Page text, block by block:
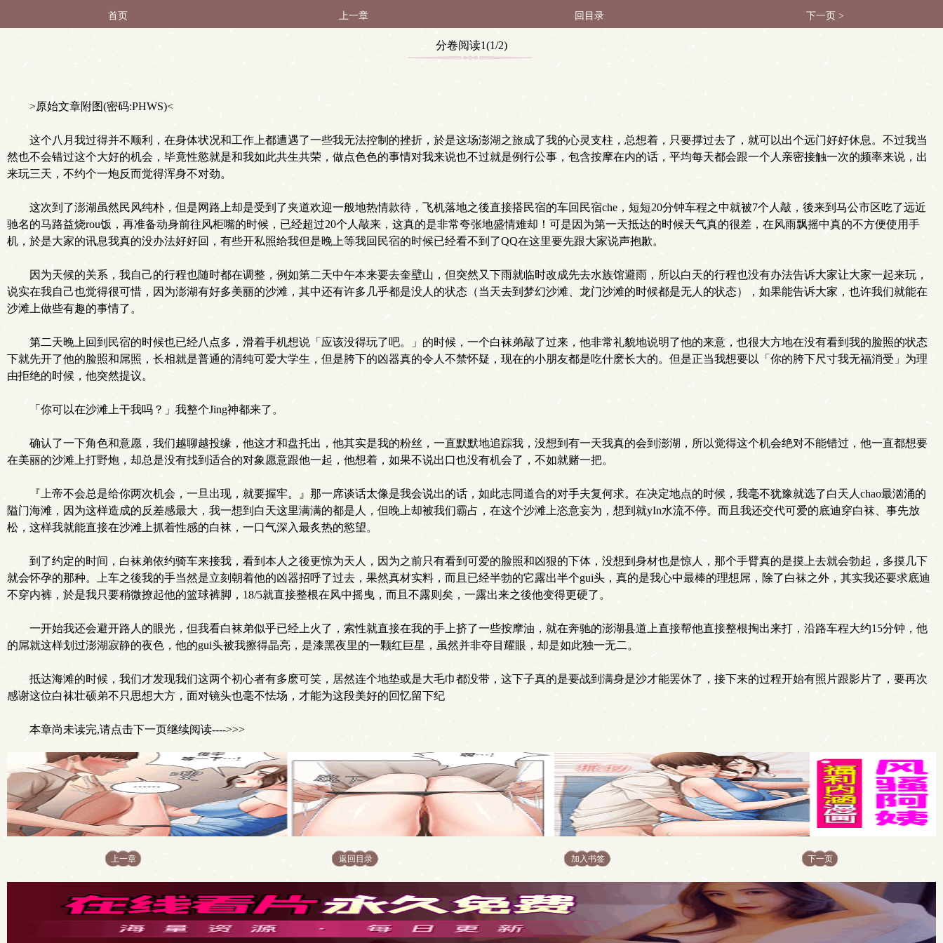
首页 上一章 回目录 下一页 >
分卷阅读1(1/2)
>原始文章附图(密码:PHWS)<
这个八月我过得并不顺利，在身体状况和工作上都遭遇了一些我无法控制的挫折，於是这场澎湖之旅成了我的心灵支柱，总想着，只要撑过去了，就可以出个远门好好休息。不过我当
然也不会错过这个大好的机会，毕竟性慾就是和我如此共生共荣，做点色色的事情对我来说也不过就是例行公事，包含按摩在内的话，平均每天都会跟一个人亲密接触一次的频率来说，出
来玩三天，不约个一炮反而觉得浑身不对劲。
这次到了澎湖虽然民风纯朴，但是网路上却是受到了夹道欢迎一般地热情款待，飞机落地之後直接搭民宿的车回民宿che，短短20分钟车程之中就被7个人敲，後来到马公市区吃了远近
驰名的马路益烧rou饭，再准备动身前往风柜嘴的时候，已经超过20个人敲来，这真的是非常夸张地盛情难却！可是因为第一天抵达的时候天气真的很差，在风雨飘摇中真的不方便使用手
机，於是大家的讯息我真的没办法好好回，有些开私照给我但是晚上等我回民宿的时候已经看不到了QQ在这里要先跟大家说声抱歉。
因为天候的关系，我自己的行程也随时都在调整，例如第二天中午本来要去奎壁山，但突然又下雨就临时改成先去水族馆避雨，所以白天的行程也没有办法告诉大家让大家一起来玩，
说实在我自己也觉得很可惜，因为澎湖有好多美丽的沙滩，其中还有许多几乎都是没人的状态（当天去到梦幻沙滩、龙门沙滩的时候都是无人的状态），如果能告诉大家，也许我们就能在
沙滩上做些有趣的事情了。
第二天晚上回到民宿的时候也已经八点多，滑着手机想说「应该没得玩了吧。」的时候，一个白袜弟敲了过来，他非常礼貌地说明了他的来意，也很大方地在没有看到我的脸照的状态
下就先开了他的脸照和屌照，长相就是普通的清纯可爱大学生，但是胯下的凶器真的令人不禁怀疑，现在的小朋友都是吃什麽长大的。但是正当我想要以「你的胯下尺寸我无福消受」为理
由拒绝的时候，他突然提议。
「你可以在沙滩上干我吗？」我整个Jing神都来了。
确认了一下角色和意愿，我们越聊越投缘，他这才和盘托出，他其实是我的粉丝，一直默默地追踪我，没想到有一天我真的会到澎湖，所以觉得这个机会绝对不能错过，他一直都想要
在美丽的沙滩上打野炮，却总是没有找到适合的对象愿意跟他一起，他想着，如果不说出口也没有机会了，不如就赌一把。
『上帝不会总是给你两次机会，一旦出现，就要握牢。』那一席谈话太像是我会说出的话，如此志同道合的对手夫复何求。在决定地点的时候，我毫不犹豫就选了白天人chao最汹涌的
隘门海滩，因为这样造成的反差感最大，我一想到白天这里满满的都是人，但晚上却被我们霸占，在这个沙滩上恣意妄为，想到就yIn水流不停。而且我还交代可爱的底迪穿白袜、事先放
松，这样我就能直接在沙滩上抓着性感的白袜，一口气深入最炙热的慾望。
到了约定的时间，白袜弟依约骑车来接我，看到本人之後更惊为天人，因为之前只有看到可爱的脸照和凶狠的下体，没想到身材也是惊人，那个手臂真的是摸上去就会勃起，多摸几下
就会怀孕的那种。上车之後我的手当然是立刻朝着他的凶器招呼了过去，果然真材实料，而且已经半勃的它露出半个gui头，真的是我心中最棒的理想屌，除了白袜之外，其实我还要求底迪
不穿内裤，於是我只要稍微撩起他的篮球裤脚，18/5就直接整根在风中摇曳，而且不露则矣，一露出来之後他变得更硬了。
一开始我还会避开路人的眼光，但我看白袜弟似乎已经上火了，索性就直接在我的手上挤了一些按摩油，就在奔驰的澎湖县道上直接帮他直接整根掏出来打，沿路车程大约15分钟，他
的屌就这样划过澎湖寂静的夜色，他的gui头被我擦得晶亮，是漆黑夜里的一颗红巨星，虽然并非夺目耀眼，却是如此独一无二。
抵达海滩的时候，我们才发现我们这两个初心者有多麽可笑，居然连个地垫或是大毛巾都没带，这下子真的是要战到满身是沙才能罢休了，接下来的过程开始有照片跟影片了，要再次
感谢这位白袜壮硕弟不只思想大方，面对镜头也毫不怯场，才能为这段美好的回忆留下纪
本章尚未读完,请点击下一页继续阅读---->>>
上一章 返回目录 加入书签 下一页